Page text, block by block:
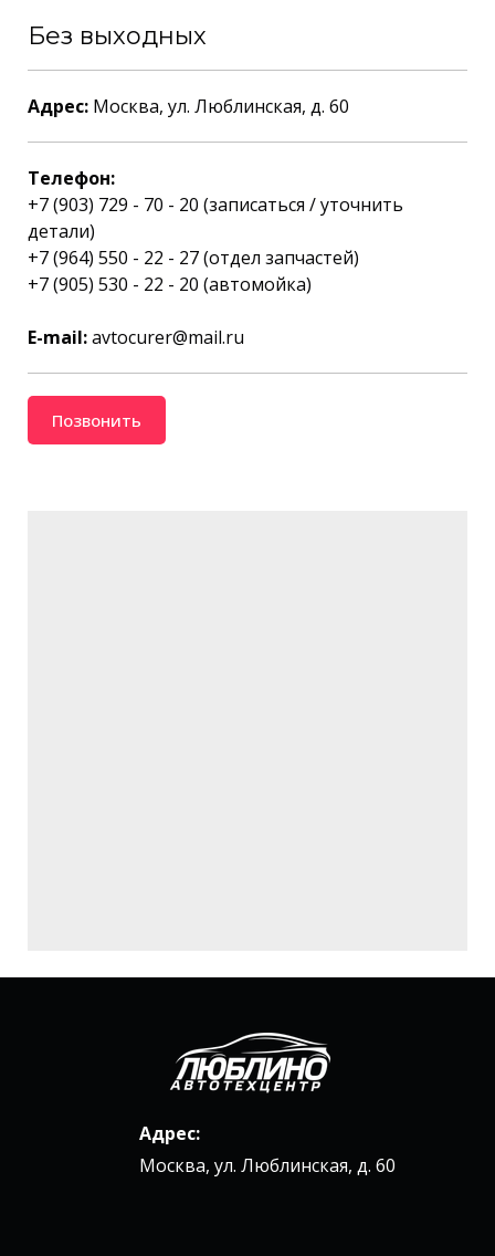
Без выходных
Адрес: Москва, ул. Люблинская, д. 60
Телефон:
+7 (903) 729 - 70 - 20 (записаться / уточнить
детали)
+7 (964) 550 - 22 - 27 (отдел запчастей)
+7 (905) 530 - 22 - 20 (автомойка)
E-mail:avtocurer@mail.ru
Позвонить
Адрес:
Москва, ул. Люблинская, д. 60